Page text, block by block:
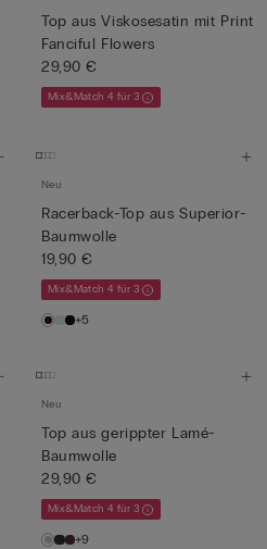
Top aus Viskosesatin mit Print
Fanciful Flowers
29,90 €
Mix&Match 4 für 3
Neu
Racerback-Top aus Superior-
Baumwolle
19,90 €
Mix&Match 4 für 3
+5
Neu
Top aus gerippter Lamé-
Baumwolle
29,90 €
Mix&Match 4 für 3
+9